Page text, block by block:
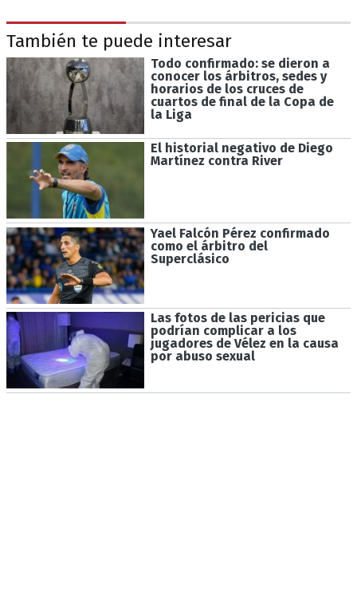
También te puede interesar
Todo confirmado: se dieron a
conocer los árbitros, sedes y
horarios de los cruces de
cuartos de final de la Copa de
la Liga
El historial negativo de Diego
Martínez contra River
Yael Falcón Pérez confirmado
como el árbitro del
Superclásico
Las fotos de las pericias que
podrían complicar a los
jugadores de Vélez en la causa
por abuso sexual